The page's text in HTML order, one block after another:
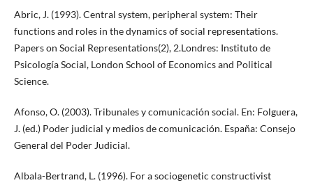
Abric, J. (1993). Central system, peripheral system: Their
functions and roles in the dynamics of social representations.
Papers on Social Representations(2), 2.Londres: Instituto de
Psicología Social, London School of Economics and Political
Science.
Afonso, O. (2003). Tribunales y comunicación social. En: Folguera,
J. (ed.) Poder judicial y medios de comunicación. España: Consejo
General del Poder Judicial.
Albala-Bertrand, L. (1996). For a sociogenetic constructivist